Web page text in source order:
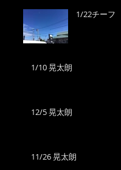
1/22チーフ
1/10 晃太朗
12/5 晃太朗
11/26 晃太朗